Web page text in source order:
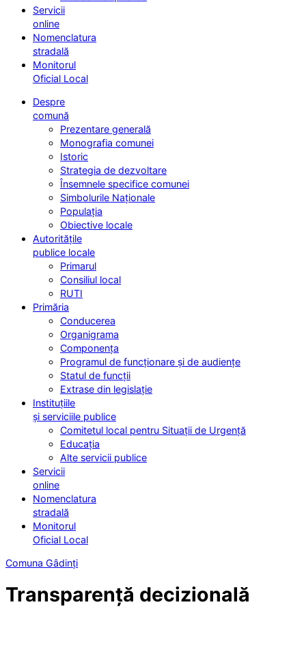
Servicii
online
Nomenclatura
stradală
Monitorul
Oficial Local
Despre
comună
Prezentare generală
Monografia comunei
Istoric
Strategia de dezvoltare
Însemnele specifice comunei
Simbolurile Naționale
Populația
Obiective locale
Autoritățile
publice locale
Primarul
Consiliul local
RUTI
Primăria
Conducerea
Organigrama
Componența
Programul de funcționare și de audiențe
Statul de funcții
Extrase din legislație
Instituțiile
și serviciile publice
Comitetul local pentru Situații de Urgență
Educația
Alte servicii publice
Servicii
online
Nomenclatura
stradală
Monitorul
Oficial Local
Comuna Gâdinți
Transparență decizională